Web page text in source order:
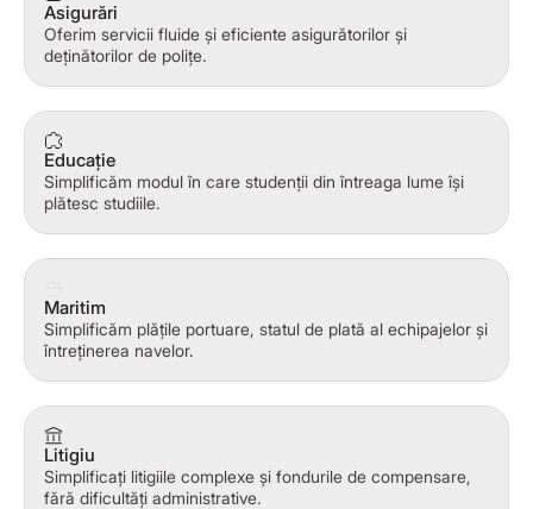
Asigurări
Oferim servicii fluide și eficiente asigurătorilor și
deținătorilor de polițe.
Educație
Simplificăm modul în care studenții din întreaga lume își
plătesc studiile.
Maritim
Simplificăm plățile portuare, statul de plată al echipajelor și
întreținerea navelor.
Litigiu
Simplificați litigiile complexe și fondurile de compensare,
fără dificultăți administrative.